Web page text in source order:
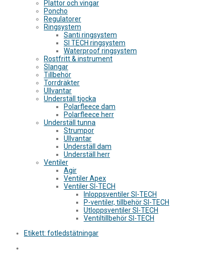
Plattor och vingar
Poncho
Regulatorer
Ringsystem
Santi ringsystem
SI TECH ringsystem
Waterproof ringsystem
Rostfritt & instrument
Slangar
Tillbehör
Torrdräkter
Ullvantar
Underställ tjocka
Polarfleece dam
Polarfleece herr
Underställ tunna
Strumpor
Ullvantar
Underställ dam
Underställ herr
Ventiler
Agir
Ventiler Apex
Ventiler SI-TECH
Inloppsventiler SI-TECH
P-ventiler, tillbehör SI-TECH
Utloppsventiler SI-TECH
Ventiltillbehör SI-TECH
Etikett: fotledstätningar